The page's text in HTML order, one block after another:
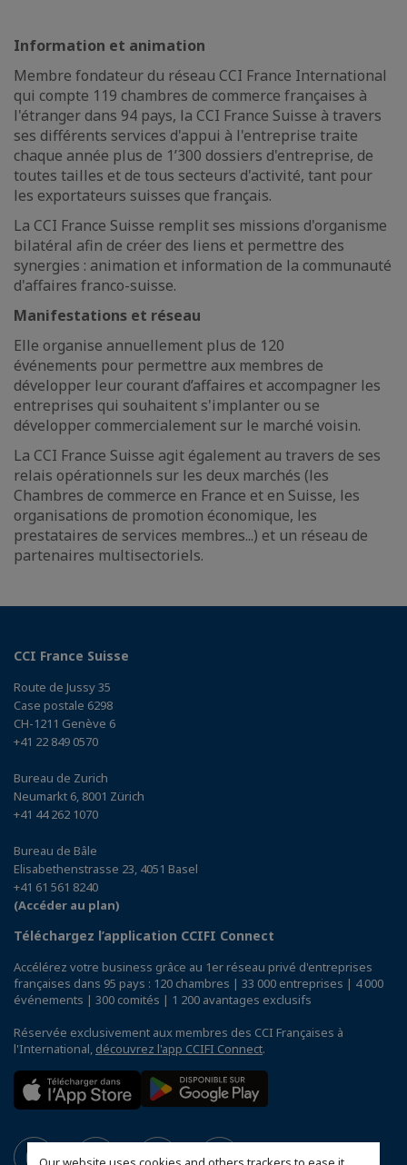
Information et animation
Membre fondateur du réseau CCI France International
qui compte 119 chambres de commerce françaises à
l'étranger dans 94 pays, la CCI France Suisse à travers
ses différents services d'appui à l'entreprise traite
chaque année plus de 1’300 dossiers d'entreprise, de
toutes tailles et de tous secteurs d'activité, tant pour
les exportateurs suisses que français.
La CCI France Suisse remplit ses missions d'organisme
bilatéral afin de créer des liens et permettre des
synergies : animation et information de la communauté
d'affaires franco-suisse.
Manifestations et réseau
Elle organise annuellement plus de 120
événements pour permettre aux membres de
développer leur courant d’affaires et accompagner les
entreprises qui souhaitent s'implanter ou se
développer commercialement sur le marché voisin.
La CCI France Suisse agit également au travers de ses
relais opérationnels sur les deux marchés (les
Chambres de commerce en France et en Suisse, les
organisations de promotion économique, les
prestataires de services membres...) et un réseau de
partenaires multisectoriels.
CCI France Suisse
Route de Jussy 35
Case postale 6298
CH-1211 Genève 6
+41 22 849 0570
Bureau de Zurich
Neumarkt 6, 8001 Zürich
+41 44 262 1070
Bureau de Bâle
Elisabethenstrasse 23, 4051 Basel
+41 61 561 8240
(Accéder au plan)
Téléchargez l’application CCIFI Connect
Accélérez votre business grâce au 1er réseau privé d'entreprises
françaises dans 95 pays : 120 chambres | 33 000 entreprises | 4 000
événements | 300 comités | 1 200 avantages exclusifs
Réservée exclusivement aux membres des CCI Françaises à
l'International, découvrez l'app CCIFI Connect.